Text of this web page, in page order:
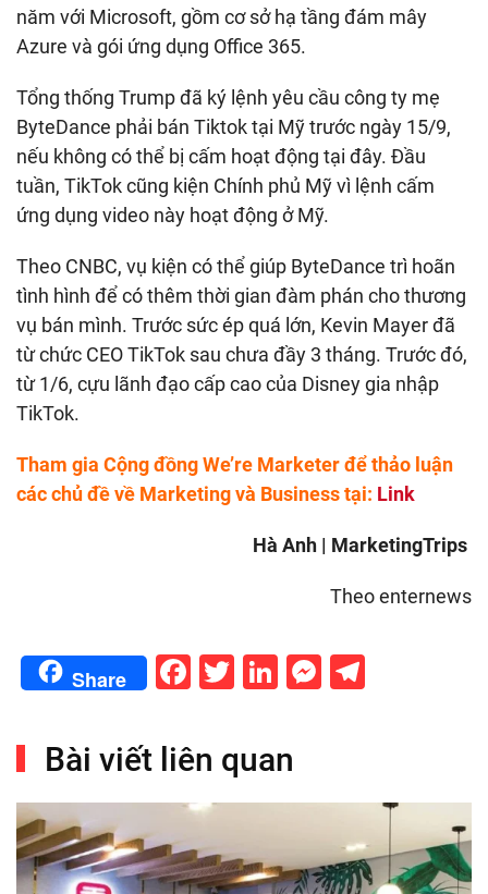
năm với Microsoft, gồm cơ sở hạ tầng đám mây
Azure và gói ứng dụng Office 365.
Tổng thống Trump đã ký lệnh yêu cầu công ty mẹ
ByteDance phải bán Tiktok tại Mỹ trước ngày 15/9,
nếu không có thể bị cấm hoạt động tại đây. Đầu
tuần, TikTok cũng kiện Chính phủ Mỹ vì lệnh cấm
ứng dụng video này hoạt động ở Mỹ.
Theo CNBC, vụ kiện có thể giúp ByteDance trì hoãn
tình hình để có thêm thời gian đàm phán cho thương
vụ bán mình. Trước sức ép quá lớn, Kevin Mayer đã
từ chức CEO TikTok sau chưa đầy 3 tháng. Trước đó,
từ 1/6, cựu lãnh đạo cấp cao của Disney gia nhập
TikTok.
Tham gia Cộng đồng We’re Marketer để thảo luận
các chủ đề về Marketing và Business tại: Link
Hà Anh | MarketingTrips
Theo enternews
Share Facebook
Twitter
LinkedIn
Bài viết liên quan